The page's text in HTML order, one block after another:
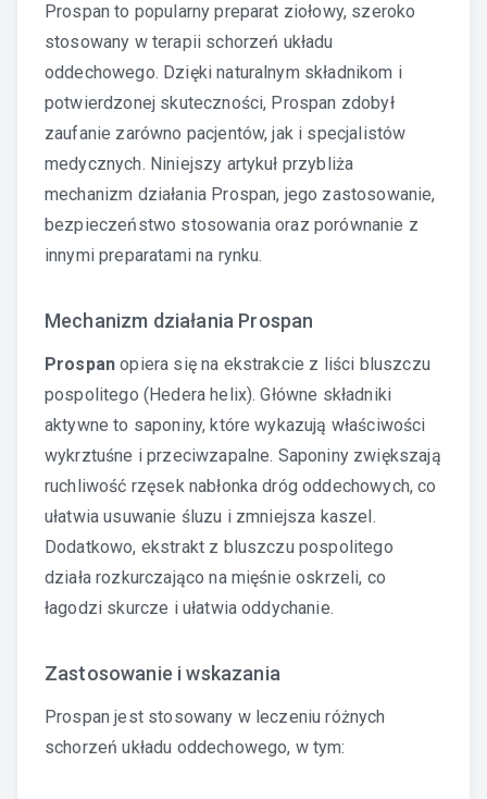
Prospan to popularny preparat ziołowy, szeroko
stosowany w terapii schorzeń układu
oddechowego. Dzięki naturalnym składnikom i
potwierdzonej skuteczności, Prospan zdobył
zaufanie zarówno pacjentów, jak i specjalistów
medycznych. Niniejszy artykuł przybliża
mechanizm działania Prospan, jego zastosowanie,
bezpieczeństwo stosowania oraz porównanie z
innymi preparatami na rynku.
Mechanizm działania Prospan
Prospan opiera się na ekstrakcie z liści bluszczu
pospolitego (Hedera helix). Główne składniki
aktywne to saponiny, które wykazują właściwości
wykrztuśne i przeciwzapalne. Saponiny zwiększają
ruchliwość rzęsek nabłonka dróg oddechowych, co
ułatwia usuwanie śluzu i zmniejsza kaszel.
Dodatkowo, ekstrakt z bluszczu pospolitego
działa rozkurczająco na mięśnie oskrzeli, co
łagodzi skurcze i ułatwia oddychanie.
Zastosowanie i wskazania
Prospan jest stosowany w leczeniu różnych
schorzeń układu oddechowego, w tym: